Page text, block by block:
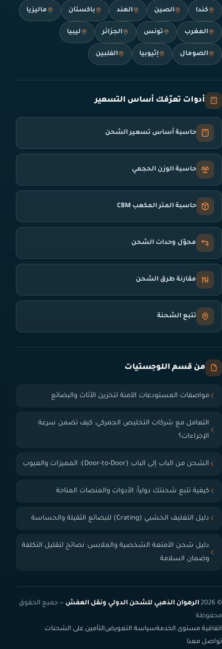
كندا الصين الهند باكستان ماليزيا
المغرب تونس الجزائر ليبيا
الصومال إثيوبيا الفلبين
أدوات تعرّفك أساس التسعير
حاسبة أساس تسعير الشحن
حاسبة الوزن الحجمي
حاسبة المتر المكعب CBM
محوّل وحدات الشحن
مقارنة طرق الشحن
تتبع الشحنة
من قسم اللوجستيات
مواصفات المستودعات الآمنة لتخزين الأثاث والبضائع
التعامل مع شركات التخليص الجمركي: كيف تضمن سرعة
الإجراءات؟
الشحن من الباب إلى الباب (Door-to-Door): المميزات والعيوب
كيفية تتبع شحنتك دولياً: الأدوات والمنصات المتاحة
دليل التغليف الخشبي (Crating) للبضائع الثقيلة والحساسة
دليل شحن الأمتعة الشخصية والملابس: نصائح لتقليل التكلفة
وضمان السلامة
© 2026 الرهوان الذهبي للشحن الدولي ونقل العفش — جميع الحقوق
محفوظة
اتفاقية مستوى الخدمةسياسة التعويضالتأمين على الشحنات
تواصل معنا